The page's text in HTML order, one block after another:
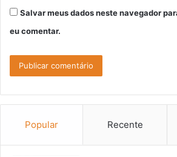
Salvar meus dados neste navegador
eu comentar.
Popular Recente